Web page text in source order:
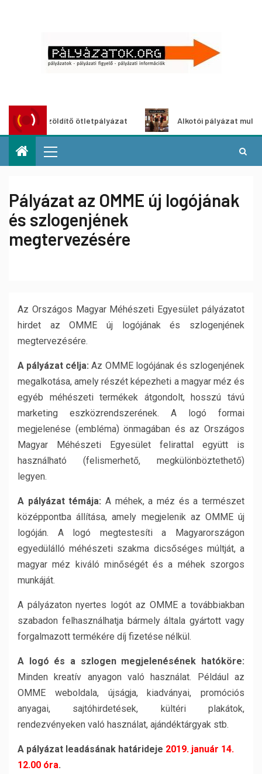
ötletpályázat Alkotói pályázat multimédia-
Pályázat az OMME új logójának
és szlogenjének
megtervezésére
Az Országos Magyar Méhészeti Egyesület pályázatot
hirdet az OMME új logójának és szlogenjének
megtervezésére.
A pályázat célja: Az OMME logójának és szlogenjének
megalkotása, amely részét képezheti a magyar méz és
egyéb méhészeti termékek átgondolt, hosszú távú
marketing eszközrendszerének. A logó formai
megjelenése (embléma) önmagában és az Országos
Magyar Méhészeti Egyesület felirattal együtt is
használható (felismerhető, megkülönböztethető)
legyen.
A pályázat témája: A méhek, a méz és a természet
középpontba állítása, amely megjelenik az OMME új
logóján. A logó megtestesíti a Magyarországon
egyedülálló méhészeti szakma dicsőséges múltját, a
magyar méz kiváló minőségét és a méhek szorgos
munkáját.
A pályázaton nyertes logót az OMME a továbbiakban
szabadon felhasználhatja bármely általa gyártott vagy
forgalmazott termékére díj fizetése nélkül.
A logó és a szlogen megjelenésének hatóköre:
Minden kreatív anyagon való használat. Például az
OMME weboldala, újságja, kiadványai, promóciós
anyagai, sajtóhirdetések, kültéri plakátok,
rendezvényeken való használat, ajándéktárgyak stb.
A pályázat leadásának határideje 2019. január 14.
12.00 óra.